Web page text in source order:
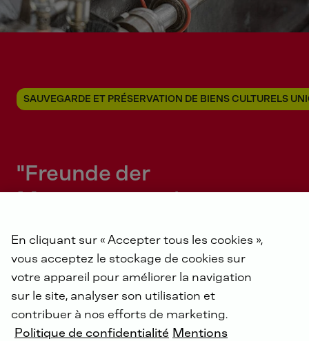
SAUVEGARDE ET PRÉSERVATION DE BIENS CULTURELS
"Freunde der
Motorensammlung
l'usine de moteurs DEUTZ
e.V.)
En cliquant sur « Accepter tous les cookies »,
vous acceptez le stockage de cookies sur
votre appareil pour améliorer la navigation
sur le site, analyser son utilisation et
contribuer à nos efforts de marketing.
Politique de confidentialité Mentions